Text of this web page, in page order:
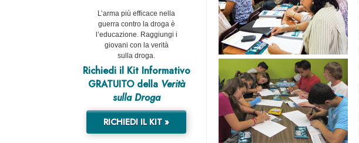
L’arma più efficace nella
guerra contro la droga è
l’educazione. Raggiungi i
giovani con la verità
sulla droga.
Richiedi il Kit Informativo
GRATUITO della Verità
sulla Droga
RICHIEDI IL KIT »